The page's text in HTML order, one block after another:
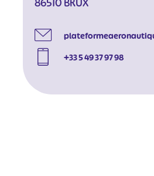
86510 BRUX
+33 5 49 37 97 98